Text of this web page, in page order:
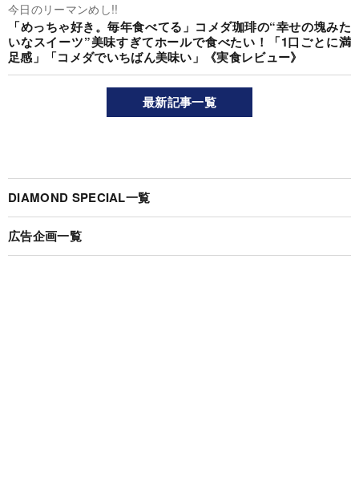
今日のリーマンめし!!
「めっちゃ好き。毎年食べてる」コメダ珈琲の“幸せの塊みた
いなスイーツ”美味すぎてホールで食べたい！「1口ごとに満
足感」「コメダでいちばん美味い」《実食レビュー》
最新記事一覧
DIAMOND SPECIAL一覧
広告企画一覧